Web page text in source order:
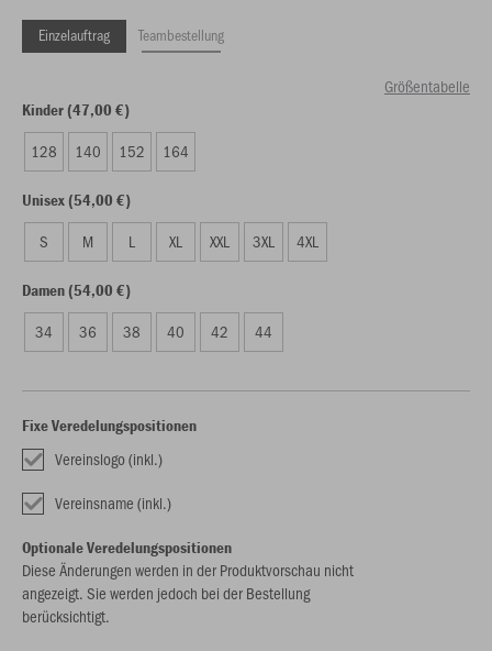
Einzelauftrag Teambestellung
Größentabelle
Kinder (47,00 €)
128 140 152 164
Unisex (54,00 €)
S M L XL XXL 3XL 4XL
Damen (54,00 €)
34 36 38 40 42 44
Fixe Veredelungspositionen
Vereinslogo (inkl.)
Vereinsname (inkl.)
Optionale Veredelungspositionen
Diese Änderungen werden in der Produktvorschau nicht
angezeigt. Sie werden jedoch bei der Bestellung
berücksichtigt.